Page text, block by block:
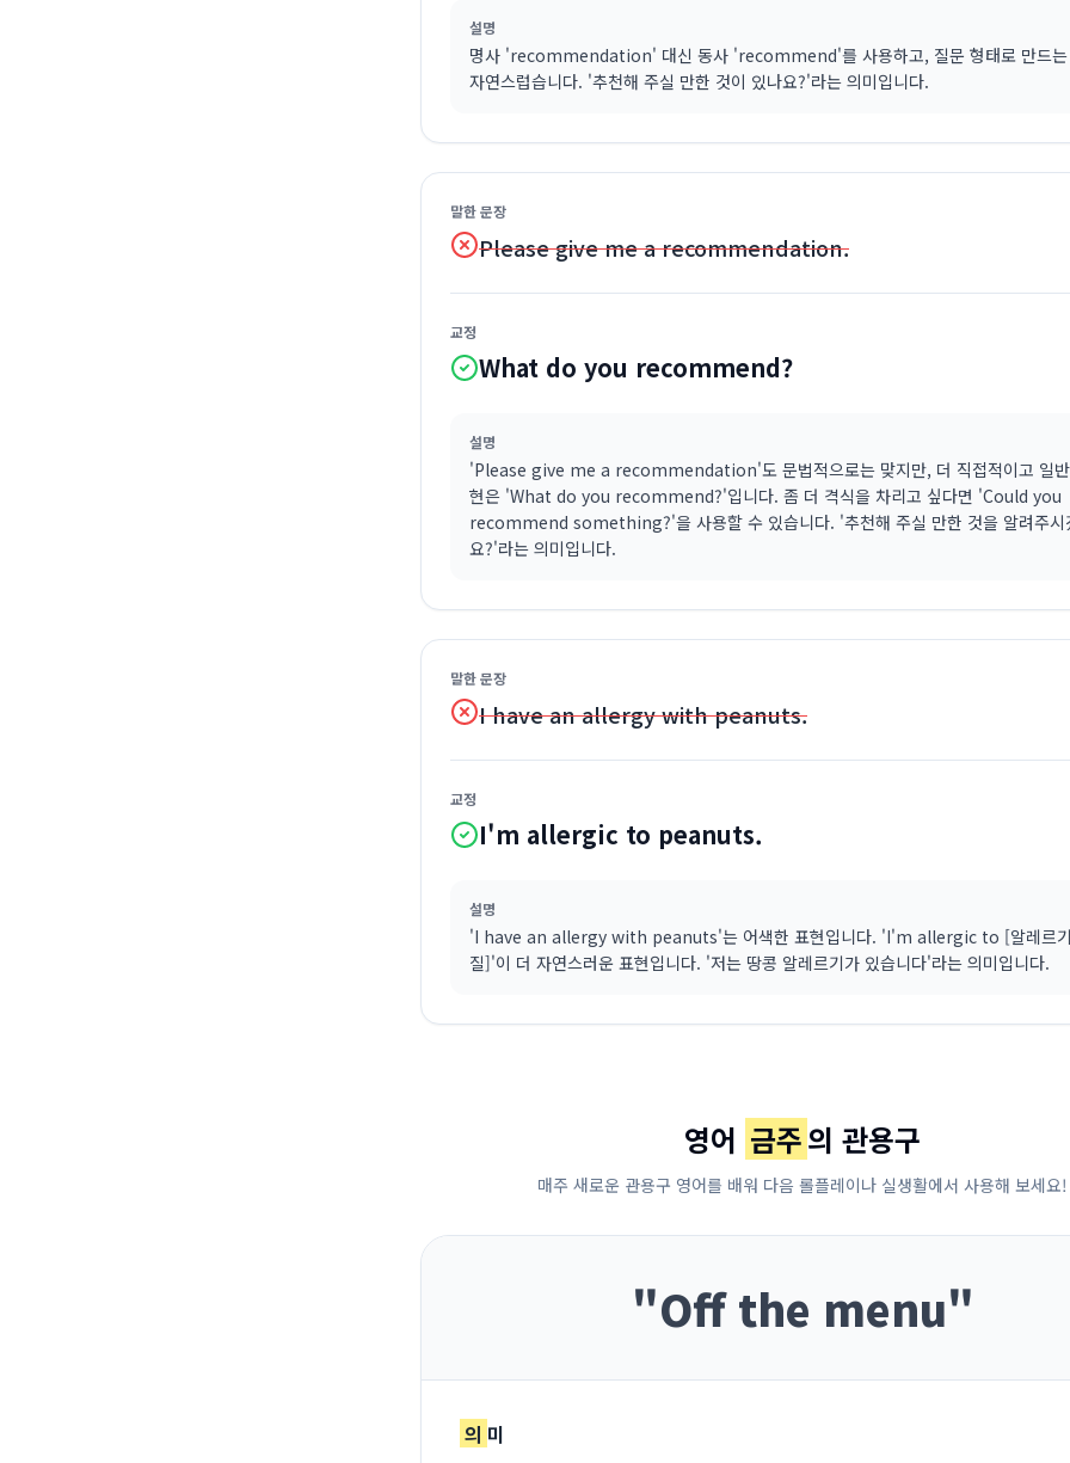
설명
명사 'recommendation' 대신 동사 'recommend'를 사용하고, 질문 형태로 만드는
자연스럽습니다. '추천해 주실 만한 것이 있나요?'라는 의미입니다.
말한 문장
Please give me a recommendation.
교정
What do you recommend?
설명
'Please give me a recommendation'도 문법적으로는 맞지만, 더 직접적이고 일
현은 'What do you recommend?'입니다. 좀 더 격식을 차리고 싶다면 'Could you
recommend something?'을 사용할 수 있습니다. '추천해 주실 만한 것을 알려주시
요?'라는 의미입니다.
말한 문장
I have an allergy with peanuts.
교정
I'm allergic to peanuts.
설명
'I have an allergy with peanuts'는 어색한 표현입니다. 'I'm allergic to [알레르
질]'이 더 자연스러운 표현입니다. '저는 땅콩 알레르기가 있습니다'라는 의미입니다.
영어 금주의 관용구
매주 새로운 관용구 영어를 배워 다음 롤플레이나 실생활에서 사용해 보세요!
"Off the menu"
의 미